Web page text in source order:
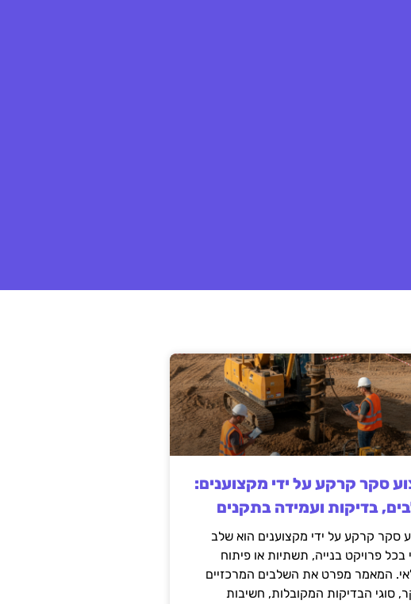
סקר קרקע על ידי מקצוענים:
בדיקות ועמידה בתקנים
סקר קרקע על ידי מקצוענים הוא שלב
בכל פרויקט בנייה, תשתיות או פיתוח
המאמר מפרט את השלבים המרכזיים
סוגי הבדיקות המקובלות, חשיבות